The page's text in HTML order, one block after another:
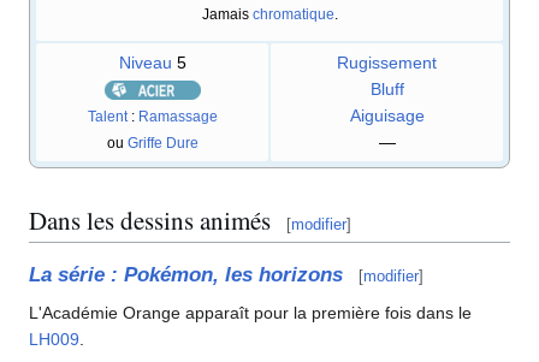
Jamais chromatique
Niveau 5
Talent : Ramassage
ou Griffe Dure
Rugissement
Bluff
Aiguisage
—
Dans les dessins animés [modifier]
La série : Pokémon, les horizons [modifier]
L'Académie Orange apparaît pour la première fois dans le
LH009